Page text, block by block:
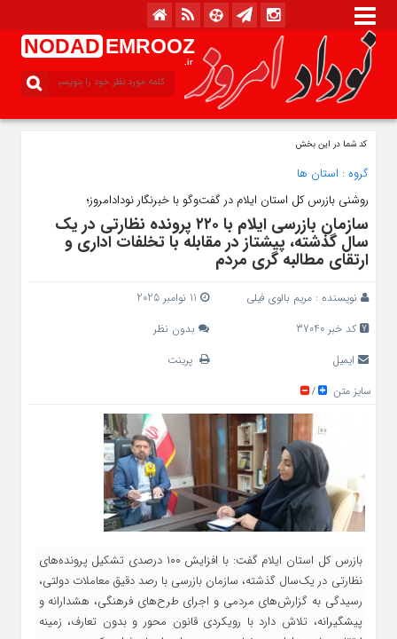
NODAD EMROOZ
.ir
کد شما در این بخش
گروه : استان ها
روشنی بازرس کل استان ایلام در گفت‌وگو با خبرنگار نودادامروز؛
سازمان بازرسی ایلام با ۲۲۰ پرونده نظارتی در یک‌
سال گذشته، پیشتاز در مقابله با تخلفات اداری و
ارتقای مطالبه‌ گری مردم
نویسنده : مریم بالوی فیلی
کد خبر 37040
بدون نظر
ایمیل
پرینت
سایز متن
/
بازرس کل استان ایلام گفت: با افزایش ۱۰۰ درصدی تشکیل پرونده‌های
نظارتی در یک‌سال گذشته، سازمان بازرسی با رصد دقیق معاملات دولتی،
رسیدگی به گزارش‌های مردمی و اجرای طرح‌های فرهنگی، هشدارانه و
پیشگیرانه، تلاش دارد با رویکردی قانون‌ محور و بدون تعارف، زمینه